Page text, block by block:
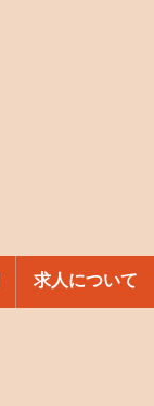
求人について